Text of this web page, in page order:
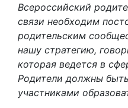
Всероссийский
связи необходим
родительским
нашу стратегию,
которая ведется в
Родители должны
участниками